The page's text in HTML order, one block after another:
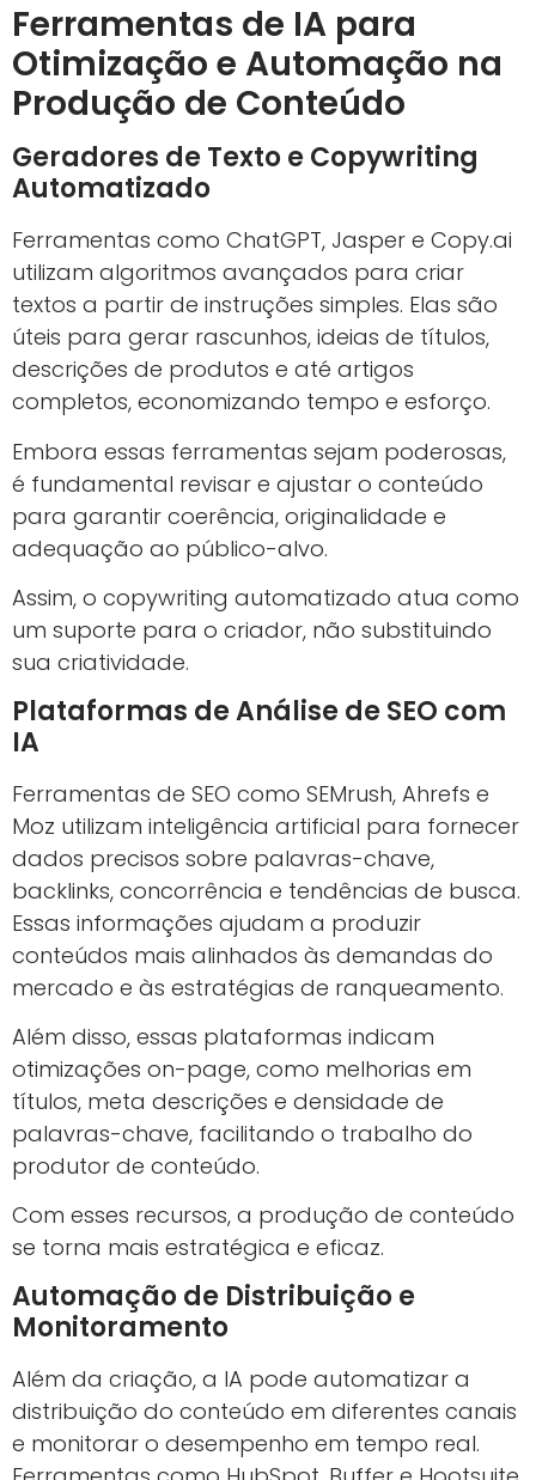
Ferramentas de IA para
Otimização e Automação na
Produção de Conteúdo
Geradores de Texto e Copywriting
Automatizado
Ferramentas como ChatGPT, Jasper e Copy.ai
utilizam algoritmos avançados para criar
textos a partir de instruções simples. Elas são
úteis para gerar rascunhos, ideias de títulos,
descrições de produtos e até artigos
completos, economizando tempo e esforço.
Embora essas ferramentas sejam poderosas,
é fundamental revisar e ajustar o conteúdo
para garantir coerência, originalidade e
adequação ao público-alvo.
Assim, o copywriting automatizado atua como
um suporte para o criador, não substituindo
sua criatividade.
Plataformas de Análise de SEO com
IA
Ferramentas de SEO como SEMrush, Ahrefs e
Moz utilizam inteligência artificial para fornecer
dados precisos sobre palavras-chave,
backlinks, concorrência e tendências de busca.
Essas informações ajudam a produzir
conteúdos mais alinhados às demandas do
mercado e às estratégias de ranqueamento.
Além disso, essas plataformas indicam
otimizações on-page, como melhorias em
títulos, meta descrições e densidade de
palavras-chave, facilitando o trabalho do
produtor de conteúdo.
Com esses recursos, a produção de conteúdo
se torna mais estratégica e eficaz.
Automação de Distribuição e
Monitoramento
Além da criação, a IA pode automatizar a
distribuição do conteúdo em diferentes canais
e monitorar o desempenho em tempo real.